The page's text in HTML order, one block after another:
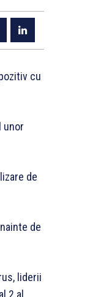
cu
unor
de
de
liderii
2 al